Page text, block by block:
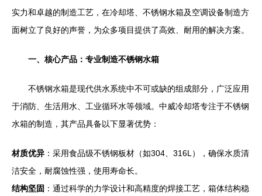
实力和卓越的制造工艺，在冷却塔、不锈钢水箱及空调设备制造方
面树立了良好的声誉，为众多项目提供了高效、耐用的解决方案。
一、核心产品：专业制造不锈钢水箱
不锈钢水箱是现代供水系统中不可或缺的组成部分，广泛应用
于消防、生活用水、工业循环水等领域。中威冷却塔专注于不锈钢
水箱的制造，其产品具备以下显著优势：
材质优异 ：采用食品级不锈钢板材（如304、316L），确保水质清
洁安全，耐腐蚀性强，使用寿命长。
结构坚固 ：通过科学的力学设计和高精度的焊接工艺，箱体结构稳